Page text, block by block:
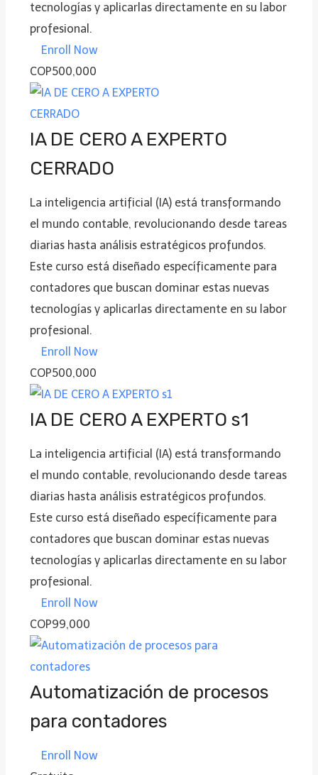
tecnologías y aplicarlas directamente en su labor
profesional.
Enroll Now
COP500,000
IA DE CERO A EXPERTO
CERRADO
La inteligencia artificial (IA) está transformando
el mundo contable, revolucionando desde tareas
diarias hasta análisis estratégicos profundos.
Este curso está diseñado específicamente para
contadores que buscan dominar estas nuevas
tecnologías y aplicarlas directamente en su labor
profesional.
Enroll Now
COP500,000
IA DE CERO A EXPERTO s1
La inteligencia artificial (IA) está transformando
el mundo contable, revolucionando desde tareas
diarias hasta análisis estratégicos profundos.
Este curso está diseñado específicamente para
contadores que buscan dominar estas nuevas
tecnologías y aplicarlas directamente en su labor
profesional.
Enroll Now
COP99,000
Automatización de procesos
para contadores
Enroll Now